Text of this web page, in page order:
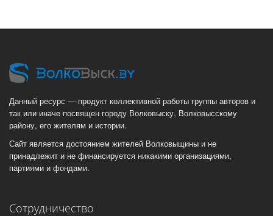
Данный ресурс — продукт коллективной работы группы авторов и
так или иначе посвящен городу Волковыску, Волковысскому
району, его жителям и истории.
Сайт является достоянием жителей Волковыщины и не
принадлежит и не финансируется никакими организациями,
партиями и фондами.
Сотрудничество